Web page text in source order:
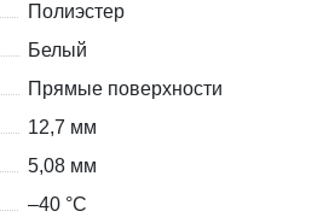
Полиэстер
Белый
Прямые поверхности
12,7 мм
5,08 мм
–40 °С